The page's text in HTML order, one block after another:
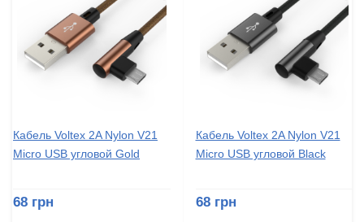
Кабель Voltex 2A Nylon V21
Micro USB угловой Gold
68 грн
Кабель Voltex 2A Nylon V21
Micro USB угловой Black
68 грн